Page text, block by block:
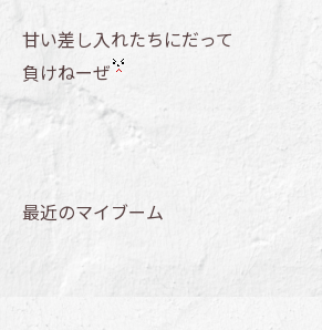
甘い差し入れたちにだって
負けねーぜ
最近のマイブーム